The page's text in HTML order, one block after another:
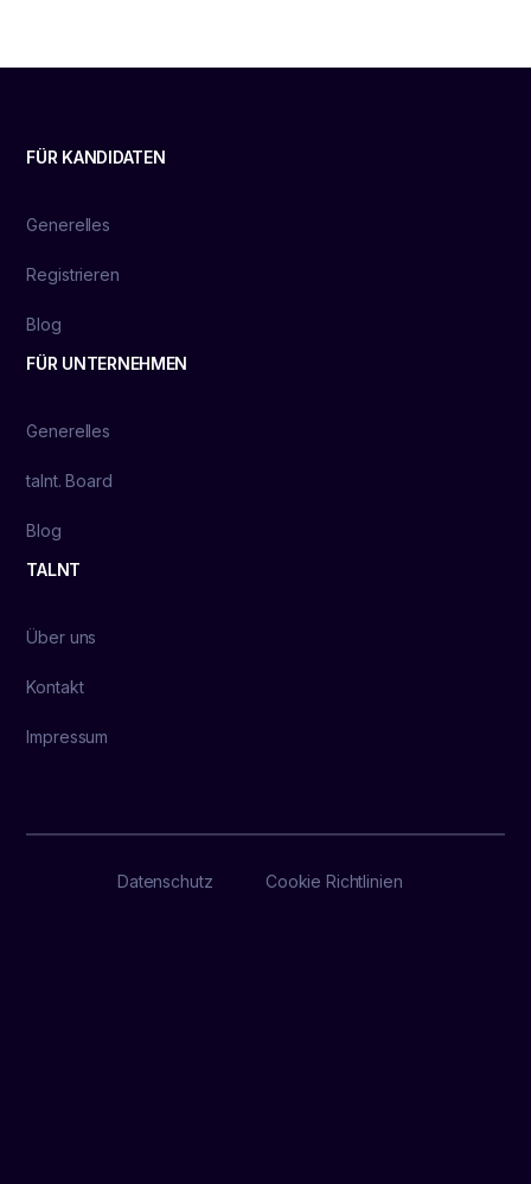
FÜR KANDIDATEN
Generelles
Registrieren
Blog
FÜR UNTERNEHMEN
Generelles
talnt. Board
Blog
TALNT
Über uns
Kontakt
Impressum
Datenschutz Cookie Richtlinien